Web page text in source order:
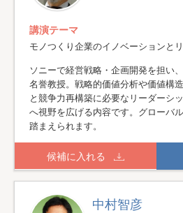
講演テーマ
モノつくり企業のイノベーションと
ソニーで経営戦略・企画開発を担い
名誉教授。戦略的価値分析や価値構
と競争力再構築に必要なリーダーシ
へ視野を広げる内容です。グローバ
踏まえられます。
候補に入れる
中村智彦